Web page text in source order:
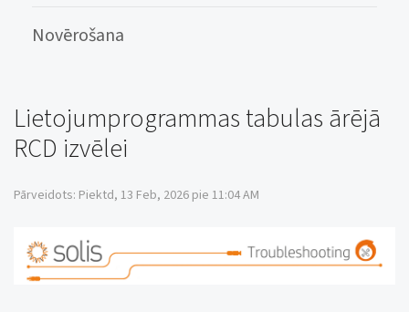
Novērošana
Lietojumprogrammas tabulas ārējā
RCD izvēlei
Pārveidots: Piektd, 13 Feb, 2026 pie 11:04 AM